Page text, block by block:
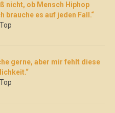
nicht, ob Mensch Hiphop
brauche es auf jeden Fall.“
gerne, aber mir fehlt diese